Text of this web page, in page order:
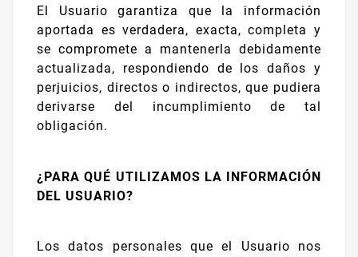
El Usuario garantiza que la información
aportada es verdadera, exacta, completa y
se compromete a mantenerla debidamente
actualizada, respondiendo de los daños y
perjuicios, directos o indirectos, que pudiera
derivarse del incumplimiento de tal
obligación.
¿PARA QUÉ UTILIZAMOS LA INFORMACIÓN
DEL USUARIO?
Los datos personales que el Usuario nos